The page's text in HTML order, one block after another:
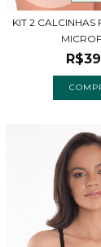
KIT 2 CALCINHAS